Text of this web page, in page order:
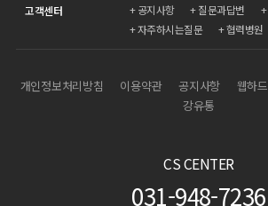
고객센터 공지사항 질문과답변
자주하시는질문
협력병원
개인정보처리방침 이용약관 공지사항 웹하드
강유통
CS CENTER
031-948-7236